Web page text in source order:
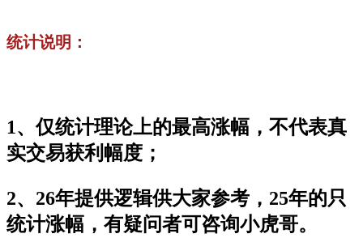
统计说明：
1、仅统计理论上的最高涨幅，不代表真
实交易获利幅度；
2、26年提供逻辑供大家参考，25年的只
统计涨幅，有疑问者可咨询小虎哥。